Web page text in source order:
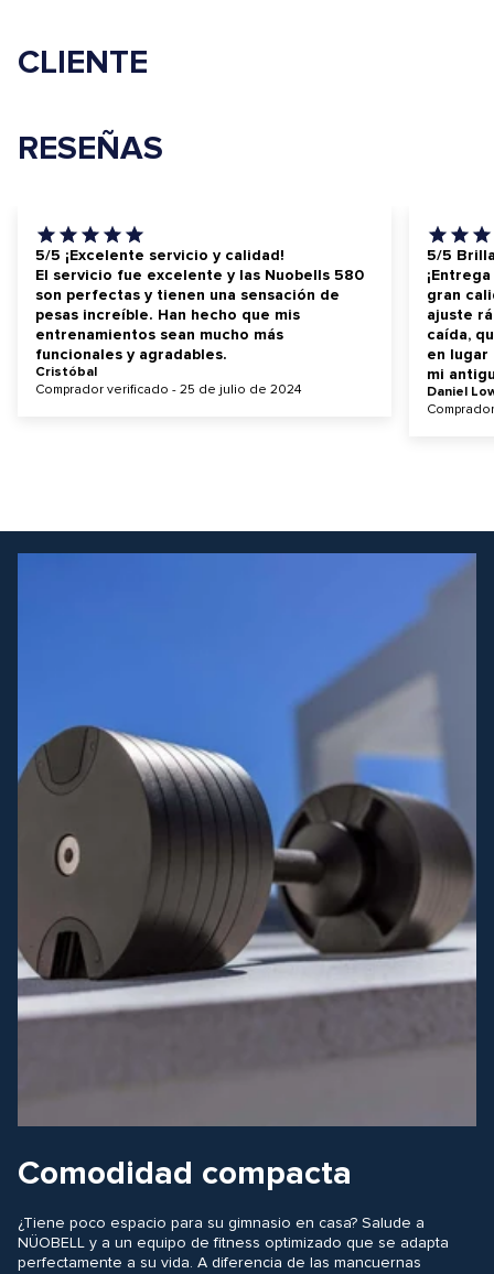
CLIENTE
RESEÑAS
5/5 ¡Excelente servicio y calidad!
El servicio fue excelente y las Nuobells 580
son perfectas y tienen una sensación de
pesas increíble. Han hecho que mis
entrenamientos sean mucho más
funcionales y agradables.
Cristóbal
Comprador verificado - 25 de julio de 2024
5/5
gran
ajuste
caída,
en lugar
mi
Daniel
Comodidad compacta
¿Tiene poco espacio para su gimnasio en casa? Salude a
NÜOBELL y a un equipo de fitness optimizado que se adapta
perfectamente a su vida. A diferencia de las mancuernas